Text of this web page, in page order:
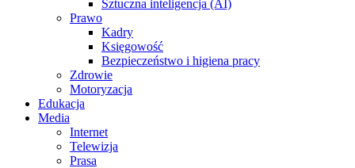
Sztuczna inteligencja (AI)
Prawo
Kadry
Księgowość
Bezpieczeństwo i higiena pracy
Zdrowie
Motoryzacja
Edukacja
Media
Internet
Telewizja
Prasa